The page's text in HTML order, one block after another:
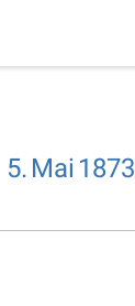
5. Mai 1873